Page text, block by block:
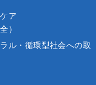
ア
）
ル・循環型社会への取